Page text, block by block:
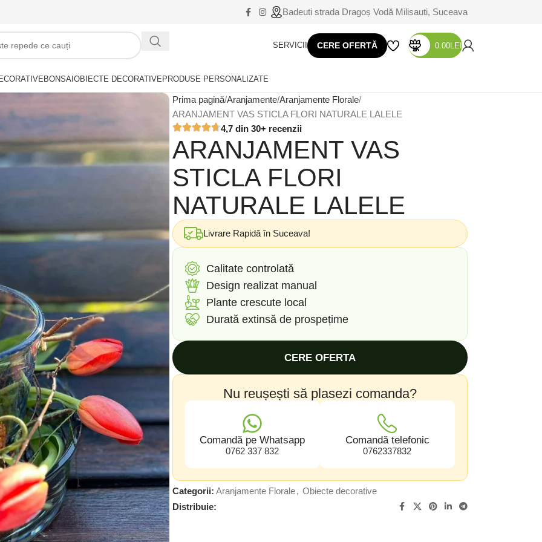
Badeuti strada Dragoș Vodă Milisauti, Suceava
SERVICII CERE OFERTĂ 0.00LEI
BONSAI OBIECTE DECORATIVE PRODUSE PERSONALIZATE
Prima pagină Aranjamente Aranjamente Florale
ARANJAMENT VAS STICLA FLORI NATURALE LALELE
4,7 din 30+ recenzii
ARANJAMENT VAS
STICLA FLORI
NATURALE LALELE
Livrare Rapidă în Suceava!
Calitate controlată
Design realizat manual
Plante crescute local
Durată extinsă de prospețime
CERE OFERTA
Nu reușești să plasezi comanda?
Comandă pe Whatsapp
0762 337 832
Comandă telefonic
0762337832
Categorii: Aranjamente Florale , Obiecte decorative
Distribuie: